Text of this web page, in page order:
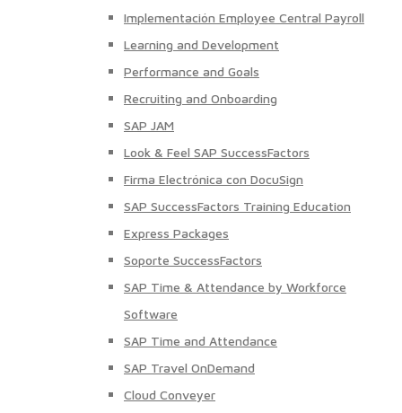
Implementación Employee Central Payroll
Learning and Development
Performance and Goals
Recruiting and Onboarding
SAP JAM
Look & Feel SAP SuccessFactors
Firma Electrónica con DocuSign
SAP SuccessFactors Training Education
Express Packages
Soporte SuccessFactors
SAP Time & Attendance by Workforce
Software
SAP Time and Attendance
SAP Travel OnDemand
Cloud Conveyer